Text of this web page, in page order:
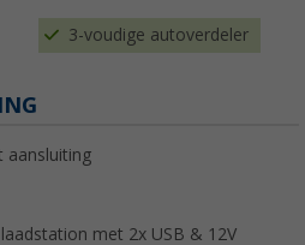
3-voudige autoverdeler
aansluiting
met 2x USB & 12V